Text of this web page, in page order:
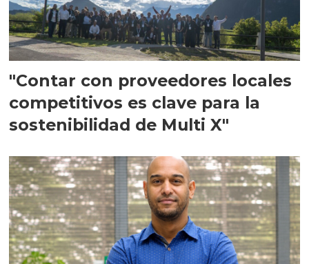
"Contar con proveedores locales
competitivos es clave para la
sostenibilidad de Multi X"